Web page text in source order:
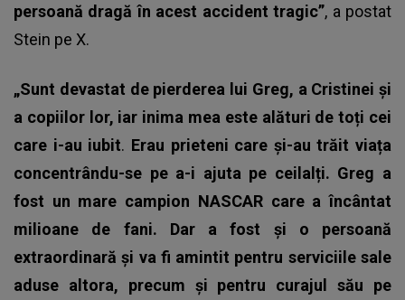
persoană dragă în acest accident tragic”, a postat
Stein pe X.
„Sunt devastat de pierderea lui Greg, a Cristinei și
a copiilor lor, iar inima mea este alături de toți cei
care i-au iubit. Erau prieteni care și-au trăit viața
concentrându-se pe a-i ajuta pe ceilalți. Greg a
fost un mare campion NASCAR care a încântat
milioane de fani. Dar a fost și o persoană
extraordinară și va fi amintit pentru serviciile sale
aduse altora, precum și pentru curajul său pe